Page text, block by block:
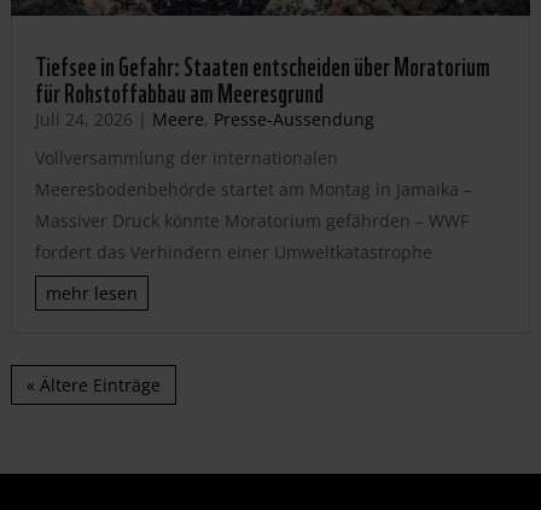
Tiefsee in Gefahr: Staaten entscheiden über Moratorium
für Rohstoffabbau am Meeresgrund
Juli 24, 2026 | Meere, Presse-Aussendung
Vollversammlung der internationalen
Meeresbodenbehörde startet am Montag in Jamaika –
Massiver Druck könnte Moratorium gefährden – WWF
fordert das Verhindern einer Umweltkatastrophe
mehr lesen
« Ältere Einträge